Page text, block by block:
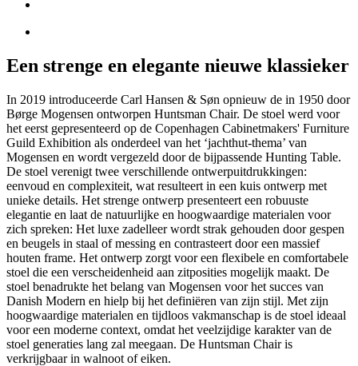
Een strenge en elegante nieuwe klassieker
In 2019 introduceerde Carl Hansen & Søn opnieuw de in 1950 door
Børge Mogensen ontworpen Huntsman Chair. De stoel werd voor
het eerst gepresenteerd op de Copenhagen Cabinetmakers' Furniture
Guild Exhibition als onderdeel van het ‘jachthut-thema’ van
Mogensen en wordt vergezeld door de bijpassende Hunting Table.
De stoel verenigt twee verschillende ontwerpuitdrukkingen:
eenvoud en complexiteit, wat resulteert in een kuis ontwerp met
unieke details. Het strenge ontwerp presenteert een robuuste
elegantie en laat de natuurlijke en hoogwaardige materialen voor
zich spreken: Het luxe zadelleer wordt strak gehouden door gespen
en beugels in staal of messing en contrasteert door een massief
houten frame. Het ontwerp zorgt voor een flexibele en comfortabele
stoel die een verscheidenheid aan zitposities mogelijk maakt. De
stoel benadrukte het belang van Mogensen voor het succes van
Danish Modern en hielp bij het definiëren van zijn stijl. Met zijn
hoogwaardige materialen en tijdloos vakmanschap is de stoel ideaal
voor een moderne context, omdat het veelzijdige karakter van de
stoel generaties lang zal meegaan. De Huntsman Chair is
verkrijgbaar in walnoot of eiken.